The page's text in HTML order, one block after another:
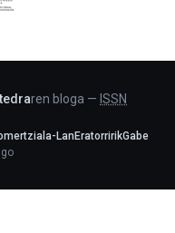
ren bloga — ISSN
LanEratorririkGabe